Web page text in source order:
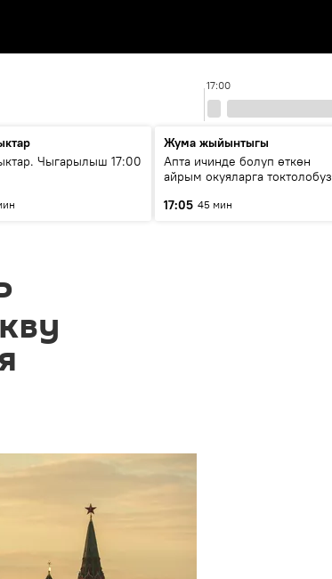
17:00
Чыгарылыш 17:00
Жума жыйынтыгы
Апта ичинде болуп өткөн
айрым окуяларга токтолобуз
17:05 45 мин